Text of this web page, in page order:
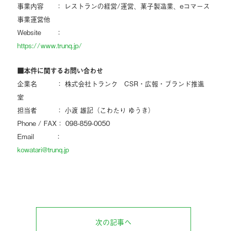
事業内容 ： レストランの経営/運営、菓子製造業、eコマース
事業運営他
Website ：
https://www.trunq.jp/
■本件に関するお問い合わせ
企業名 ： 株式会社トランク CSR・広報・ブランド推進
室
担当者 ： 小渡 雄記（こわたり ゆうき）
Phone / FAX： 098-859-0050
Email ：
kowatari@trunq.jp
次の記事へ